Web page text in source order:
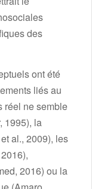
des
ont été
liés au
réel ne semble
1995), la
al., 2009), les
2016) ou la